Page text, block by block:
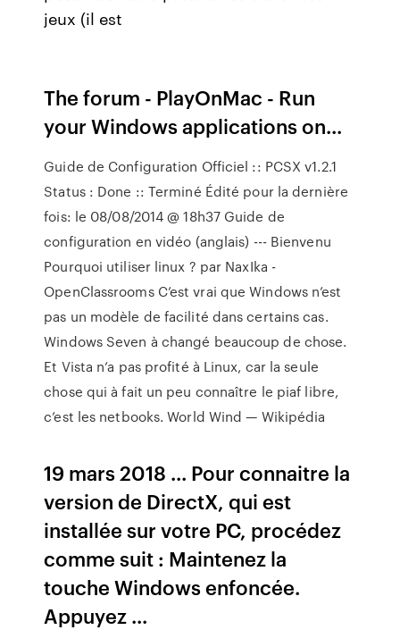
jeux (il est
The forum - PlayOnMac - Run
your Windows applications on...
Guide de Configuration Officiel :: PCSX v1.2.1
Status : Done :: Terminé Édité pour la dernière
fois: le 08/08/2014 @ 18h37 Guide de
configuration en vidéo (anglais) --- Bienvenu
Pourquoi utiliser linux ? par NaxIka -
OpenClassroomsC’est vrai que Windows n’est
pas un modèle de facilité dans certains cas.
Windows Seven à changé beaucoup de chose.
Et Vista n’a pas profité à Linux, car la seule
chose qui à fait un peu connaître le piaf libre,
c’est les netbooks.World Wind — Wikipédia
19 mars 2018 ... Pour connaitre la
version de DirectX, qui est
installée sur votre PC, procédez
comme suit : Maintenez la
touche Windows enfoncée.
Appuyez ...